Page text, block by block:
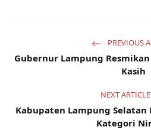
PREVIOUS
Gubernur Lampung
Kasih
NEXT ARTICLE
Kabupaten Lampung Selatan
Kategori